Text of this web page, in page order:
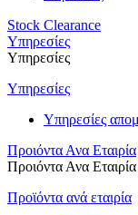
Stock Clearance
Υπηρεσίες
Υπηρεσίες
Υπηρεσίες
Υπηρεσίες
Προιόντα Ανα Εταιρία
Προιόντα Ανα Εταιρία
Προϊόντα ανά εταιρία